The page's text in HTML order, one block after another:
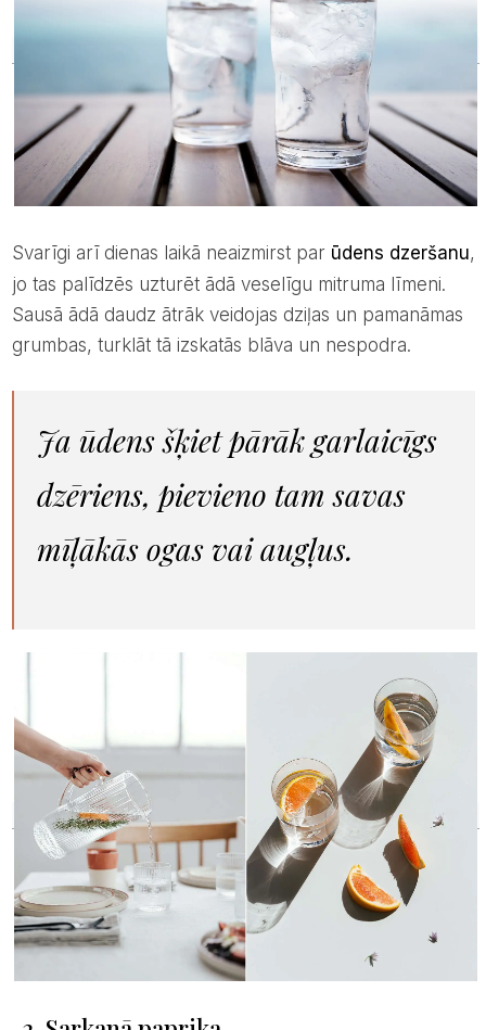
Svarīgi arī dienas laikā neaizmirst par ūdens dzeršanu,
jo tas palīdzēs uzturēt ādā veselīgu mitruma līmeni.
Sausā ādā daudz ātrāk veidojas dziļas un pamanāmas
grumbas, turklāt tā izskatās blāva un nespodra.
Ja ūdens šķiet pārāk garlaicīgs
dzēriens, pievieno tam savas
mīļākās ogas vai augļus.